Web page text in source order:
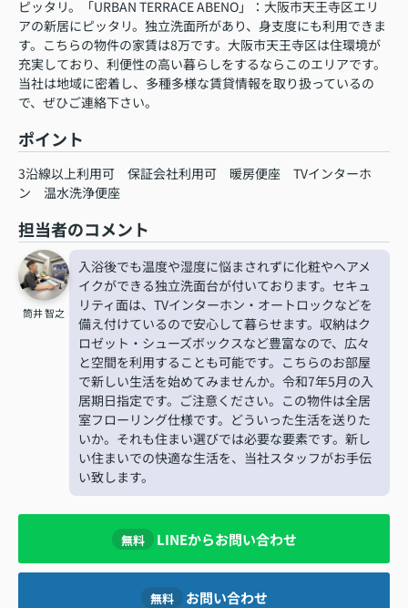
ピッタリ。「URBAN TERRACE ABENO」：大阪市天王寺区エリ
アの新居にピッタリ。独立洗面所があり、身支度にも利用できま
す。こちらの物件の家賃は8万です。大阪市天王寺区は住環境が
充実しており、利便性の高い暮らしをするならこのエリアです。
当社は地域に密着し、多種多様な賃貸情報を取り扱っているの
で、ぜひご連絡下さい。
ポイント
3沿線以上利用可 保証会社利用可 暖房便座
TVインターホ
ン
温水洗浄便座
担当者のコメント
筒井 智之
入浴後でも温度や湿度に悩まされずに化粧やヘアメ
イクができる独立洗面台が付いております。セキュ
リティ面は、TVインターホン・オートロックなどを
備え付けているので安心して暮らせます。収納はク
ロゼット・シューズボックスなど豊富なので、広々
と空間を利用することも可能です。こちらのお部屋
で新しい生活を始めてみませんか。令和7年5月の入
居期日指定です。ご注意ください。この物件は全居
室フローリング仕様です。どういった生活を送りた
いか。それも住まい選びでは必要な要素です。新し
い住まいでの快適な生活を、当社スタッフがお手伝
い致します。
無料 LINEからお問い合わせ
無料 お問い合わせ